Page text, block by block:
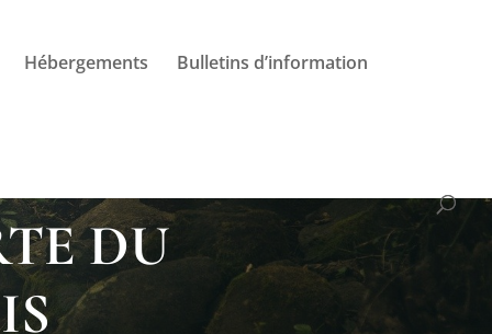
Hébergements Bulletins d’information
DU